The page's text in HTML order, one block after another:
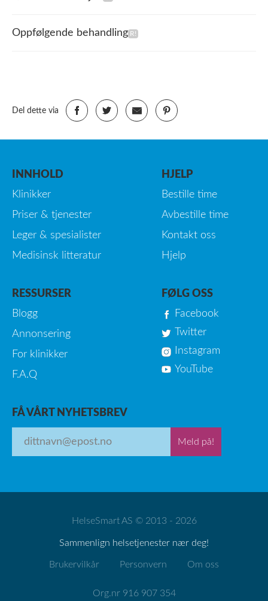
Oppfølgende behandling
Del dette via
INNHOLD
Klinikker
Priser & tjenester
Leger & spesialister
Medisinsk litteratur
HJELP
Bestille time
Avbestille time
Kontakt oss
Hjelp
RESSURSER
Blogg
Annonsering
For klinikker
F.A.Q
FØLG OSS
Facebook
Twitter
Instagram
YouTube
FÅ VÅRT NYHETSBREV
Meld på!
HelseSmart AS © 2013 - 2026
Sammenlign helsetjenester nær deg!
Brukervilkår Personvern Om oss
Org.nr 916 907 354